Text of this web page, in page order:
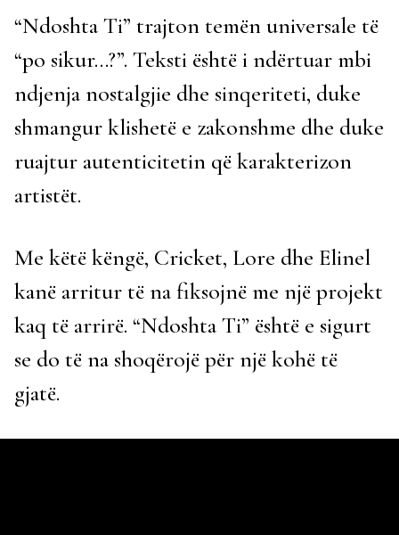
“Ndoshta Ti” trajton temën universale të
“po sikur…?”. Teksti është i ndërtuar mbi
ndjenja nostalgjie dhe sinqeriteti, duke
shmangur klishetë e zakonshme dhe duke
ruajtur autenticitetin që karakterizon
artistët.
Me këtë këngë, Cricket, Lore dhe Elinel
kanë arritur të na fiksojnë me një projekt
kaq të arrirë. “Ndoshta Ti” është e sigurt
se do të na shoqërojë për një kohë të
gjatë.